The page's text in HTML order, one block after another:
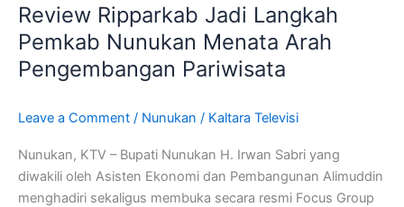
Review Ripparkab Jadi Langkah
Pemkab Nunukan Menata Arah
Pengembangan Pariwisata
Leave a Comment / Nunukan / Kaltara Televisi
Nunukan, KTV – Bupati Nunukan H. Irwan Sabri yang
diwakili oleh Asisten Ekonomi dan Pembangunan Alimuddin
menghadiri sekaligus membuka secara resmi Focus Group
Jadi
Langkah
Pemkab
Nunukan
Arah
Pariwisata